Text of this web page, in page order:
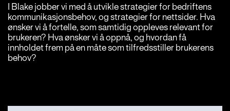
I Blake jobber vi med å utvikle strategier for bedriftens
kommunikasjonsbehov, og strategier for nettsider. Hva
ønsker vi å fortelle, som samtidig oppleves relevant for
brukeren? Hva ønsker vi å oppnå, og hvordan få
innholdet frem på en måte som tilfredsstiller brukerens
behov?